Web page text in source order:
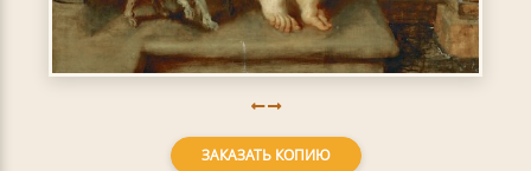
ЗАКАЗАТЬ КОПИЮ